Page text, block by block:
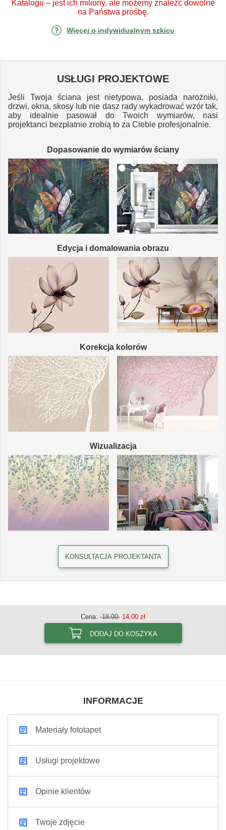
Katalogu – jest ich miliony, ale możemy znaleźć dowolne
na Państwa prośbę.
Więcej o indywidualnym szkicu
USŁUGI PROJEKTOWE
Jeśli Twoja ściana jest nietypowa, posiada narożniki,
drzwi, okna, skosy lub nie dasz rady wykadrować wzór tak,
aby idealnie pasował do Twoich wymiarów, nasi
projektanci bezpłatnie zrobią to za Ciebie profesjonalnie.
Dopasowanie do wymiarów ściany
Edycja i domalowania obrazu
Korekcja kolorów
Wizualizacja
KONSULTACJA PROJEKTANTA
Cena: 18.00 14.00 zł
DODAJ DO KOSZYKA
INFORMACJE
Materiały fototapet
Usługi projektowe
Opinie klientów
Twoje zdjęcie